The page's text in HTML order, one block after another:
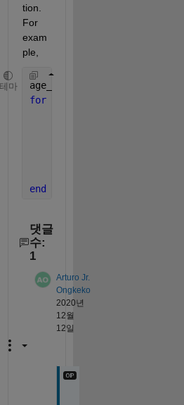
tion.
For
exam
ple,
테마
age_group = cell(5,1);
for
end
댓글
수:
1
Arturo Jr.
Ongkeko
2020년
12월
12일